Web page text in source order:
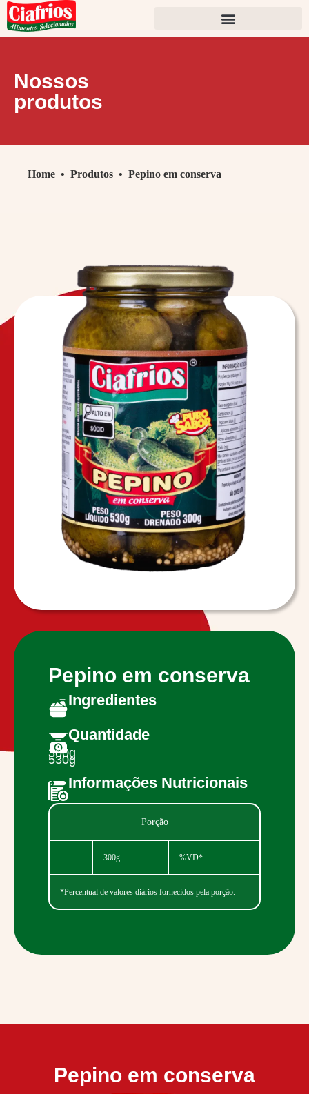
Nossos
produtos
Home • Produtos • Pepino em conserva
Pepino em conserva
Ingredientes
Quantidade
300g
530g
Informações Nutricionais
Porção
300g %VD*
*Percentual de valores diários fornecidos pela porção.
Pepino em conserva